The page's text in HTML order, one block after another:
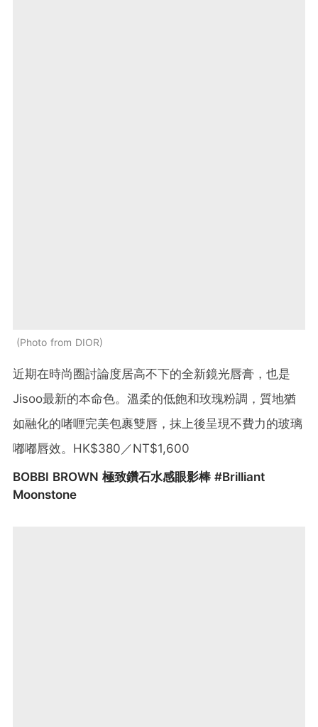
Photo from DIOR
近期在時尚圈討論度居高不下的全新鏡光唇膏，也是
Jisoo最新的本命色。溫柔的低飽和玫瑰粉調，質地猶
如融化的啫喱完美包裹雙唇，抹上後呈現不費力的玻璃
嘟嘟唇效。HK$380／NT$1,600
BOBBI BROWN 極致鑽石水感眼影棒 #Brilliant
Moonstone